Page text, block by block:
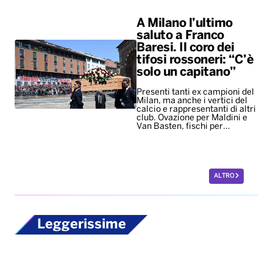
A Milano l’ultimo
saluto a Franco
Baresi. Il coro dei
tifosi rossoneri: “C’è
solo un capitano”
Presenti tanti ex campioni del
Milan, ma anche i vertici del
calcio e rappresentanti di altri
club. Ovazione per Maldini e
Van Basten, fischi per…
ALTRO
Leggerissime